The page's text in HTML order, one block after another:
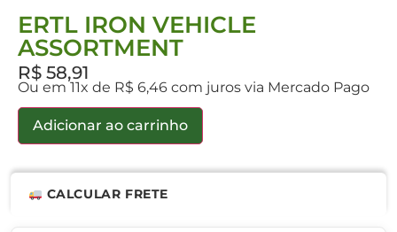
ERTL IRON VEHICLE
ASSORTMENT
R$ 58,91
Ou em 11x de R$ 6,46 com juros via Mercado Pago
Adicionar ao carrinho
CALCULAR FRETE